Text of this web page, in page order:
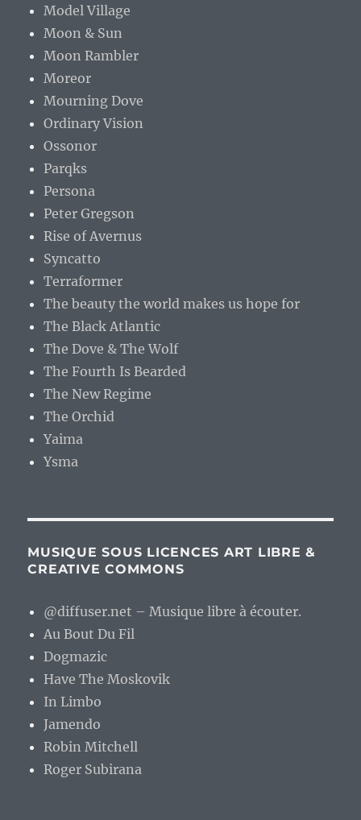
Model Village
Moon & Sun
Moon Rambler
Moreor
Mourning Dove
Ordinary Vision
Ossonor
Parqks
Persona
Peter Gregson
Rise of Avernus
Syncatto
Terraformer
The beauty the world makes us hope for
The Black Atlantic
The Dove & The Wolf
The Fourth Is Bearded
The New Regime
The Orchid
Yaima
Ysma
MUSIQUE SOUS LICENCES ART LIBRE &
CREATIVE COMMONS
@diffuser.net – Musique libre à écouter.
Au Bout Du Fil
Dogmazic
Have The Moskovik
In Limbo
Jamendo
Robin Mitchell
Roger Subirana